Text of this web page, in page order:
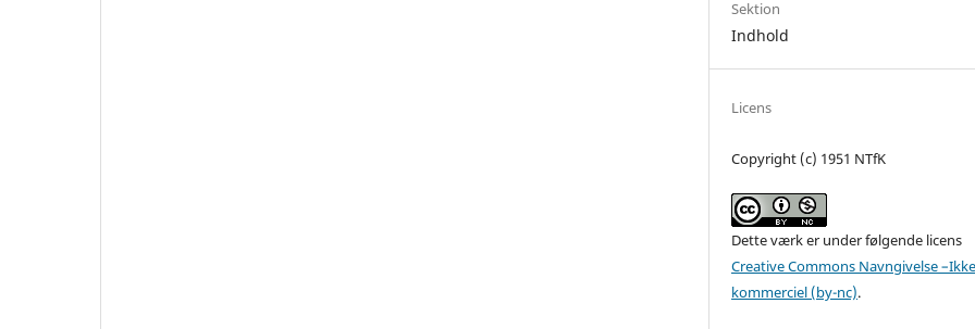
Sektion
Indhold
Licens
Copyright (c) 1951 NTfK
Dette værk er under følgende licens
Creative Commons Navngivelse
kommerciel (by-nc).